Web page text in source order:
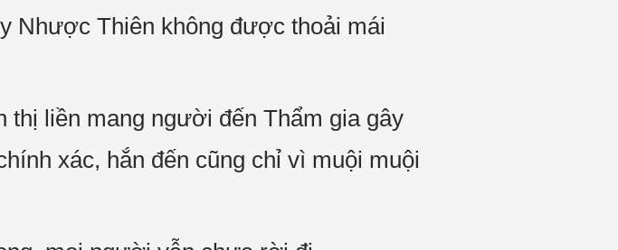
Nhược Thiên không được thoải mái
thị liền mang người đến Thẩm gia gây
xác, hắn đến cũng chỉ vì muội muội